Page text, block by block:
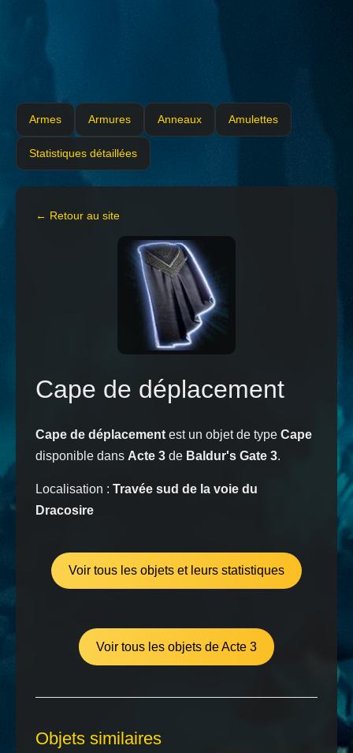
Armes Armures Anneaux Amulettes
Statistiques détaillées
← Retour au site
Cape de déplacement
Cape de déplacement est un objet de type Cape
disponible dans Acte 3 de Baldur's Gate 3.
Localisation : Travée sud de la voie du
Dracosire
Voir tous les objets et leurs statistiques
Voir tous les objets de Acte 3
Objets similaires